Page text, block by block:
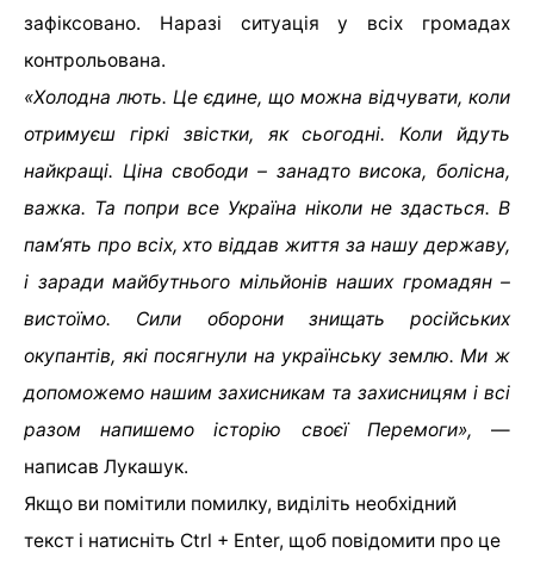
зафіксовано. Наразі ситуація у всіх громадах
контрольована.
«Холодна лють. Це єдине, що можна відчувати, коли
отримуєш гіркі звістки, як сьогодні. Коли йдуть
найкращі. Ціна свободи – занадто висока, болісна,
важка. Та попри все Україна ніколи не здасться. В
пам‘ять про всіх, хто віддав життя за нашу державу,
і заради майбутнього мільйонів наших громадян –
вистоїмо. Сили оборони знищать російських
окупантів, які посягнули на українську землю. Ми ж
допоможемо нашим захисникам та захисницям і всі
разом напишемо історію своєї Перемоги», —
написав Лукашук.
Якщо ви помітили помилку, виділіть необхідний
текст і натисніть Ctrl + Enter, щоб повідомити про це